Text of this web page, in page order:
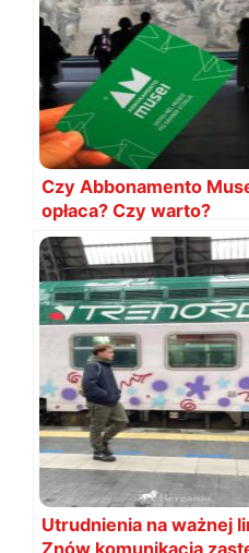
Czy Abbonamento
opłaca? Czy warto?
Utrudnienia na ważnej
Znów komunikacja